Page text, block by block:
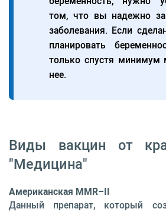
том, что вы надежно
заболевания. Если
планировать
только спустя минимум
нее.
Виды вакцин от
"Медицина"
Американская MMR–II
Данный препарат, который